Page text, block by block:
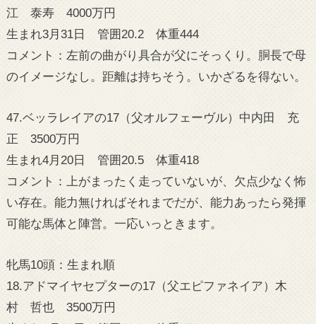
江 泰寿 4000万円
生まれ3月31日 管囲20.2 体重444
コメント：左前の曲がり具合が父にそっくり。胴長で母
のイメージなし。距離は持ちそう。いかざるを得ない。
47.ベッラレイアの17（父オルフェーヴル）中内田 充
正 3500万円
生まれ4月20日 管囲20.5 体重418
コメント：上がまったく走っていないが、欠点少なく怖
い存在。能力無ければそれまでだが、能力あったら発揮
可能な馬体と陣営。一応いっときます。
牝馬10頭：生まれ順
18.アドマイヤセプターの17（父エピファネイア）木
村 哲也 3500万円